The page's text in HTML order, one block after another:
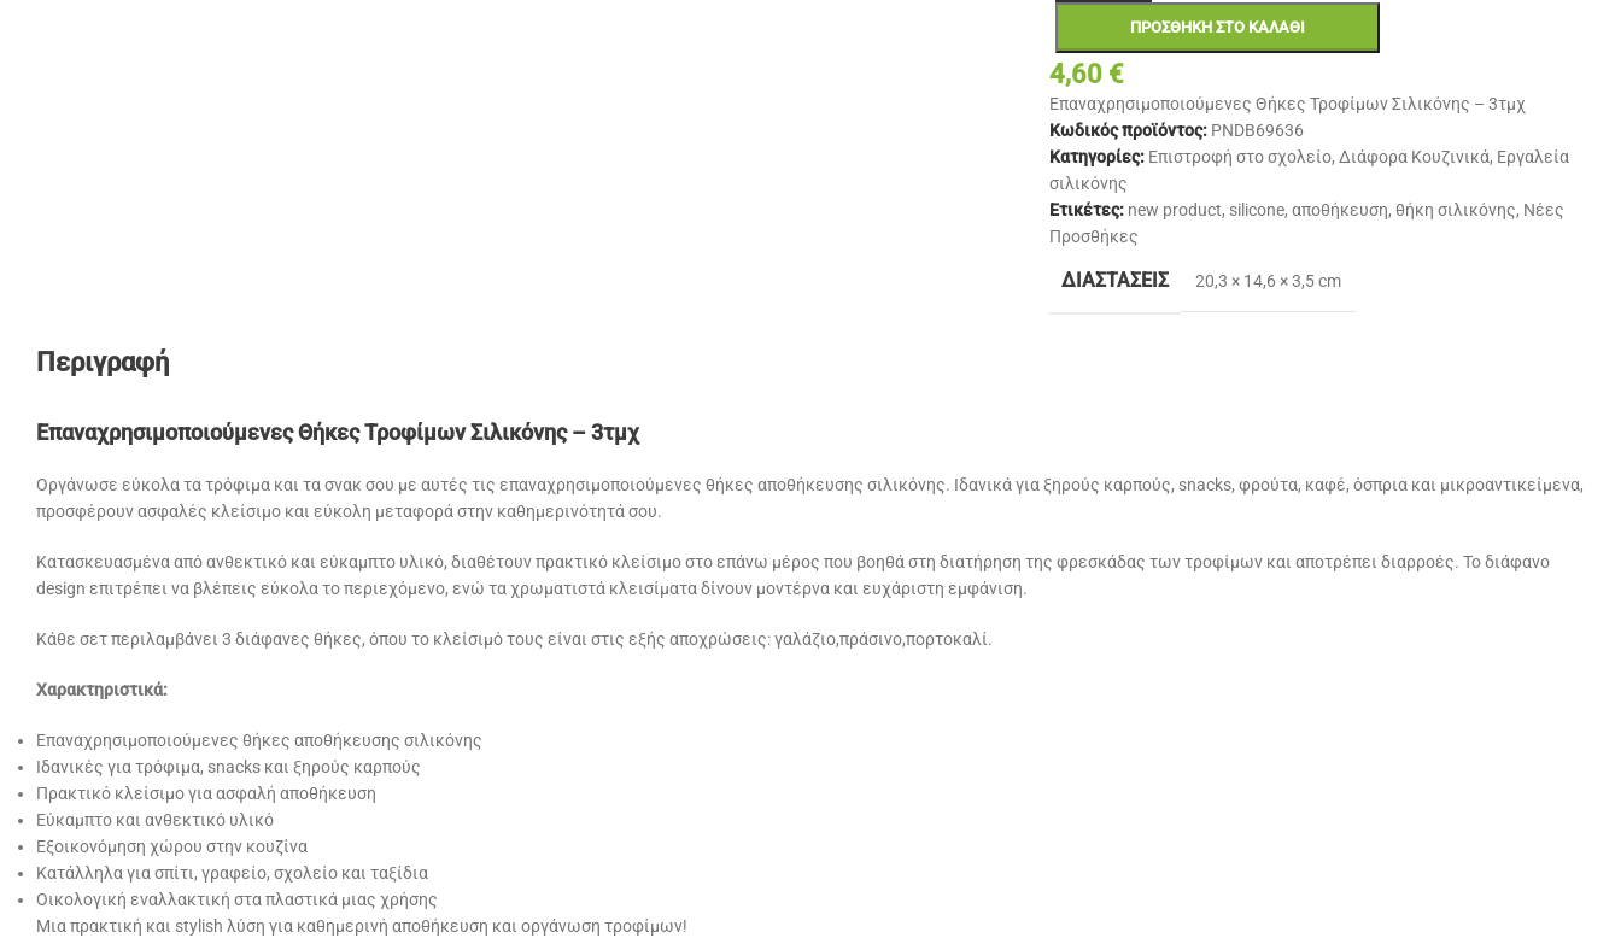
ΠΡΟΣΘΉΚΗ ΣΤΟ ΚΑΛΆΘΙ
4,60 €
Επαναχρησιμοποιούμενες Θήκες Τροφίμων Σιλικόνης – 3τμχ
Κωδικός προϊόντος: PNDB69636
Κατηγορίες: Επιστροφή στο σχολείο, Διάφορα Κουζινικά, Εργαλεία
σιλικόνης
Ετικέτες: new product, silicone, αποθήκευση, θήκη σιλικόνης, Νέες
Προσθήκες
ΔΙΑΣΤΆΣΕΙΣ 20,3 × 14,6 × 3,5 cm
Περιγραφή
Επαναχρησιμοποιούμενες Θήκες Τροφίμων Σιλικόνης – 3τμχ
Οργάνωσε εύκολα τα τρόφιμα και τα σνακ σου με αυτές τις επαναχρησιμοποιούμενες θήκες αποθήκευσης σιλικόνης. Ιδανικά για ξηρούς καρπούς, snacks, φρούτα, καφέ, όσπρια και μικροαντικείμενα,
προσφέρουν ασφαλές κλείσιμο και εύκολη μεταφορά στην καθημερινότητά σου.
Κατασκευασμένα από ανθεκτικό και εύκαμπτο υλικό, διαθέτουν πρακτικό κλείσιμο στο επάνω μέρος που βοηθά στη διατήρηση της φρεσκάδας των τροφίμων και αποτρέπει διαρροές. Το διάφανο
design επιτρέπει να βλέπεις εύκολα το περιεχόμενο, ενώ τα χρωματιστά κλεισίματα δίνουν μοντέρνα και ευχάριστη εμφάνιση.
Κάθε σετ περιλαμβάνει 3 διάφανες θήκες, όπου το κλείσιμό τους είναι στις εξής αποχρώσεις: γαλάζιο,πράσινο,πορτοκαλί.
Χαρακτηριστικά:
Επαναχρησιμοποιούμενες θήκες αποθήκευσης σιλικόνης
Ιδανικές για τρόφιμα, snacks και ξηρούς καρπούς
Πρακτικό κλείσιμο για ασφαλή αποθήκευση
Εύκαμπτο και ανθεκτικό υλικό
Εξοικονόμηση χώρου στην κουζίνα
Κατάλληλα για σπίτι, γραφείο, σχολείο και ταξίδια
Οικολογική εναλλακτική στα πλαστικά μιας χρήσης
Μια πρακτική και stylish λύση για καθημερινή αποθήκευση και οργάνωση τροφίμων!